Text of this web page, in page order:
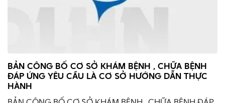
BẢN CÔNG BỐ CƠ SỞ KHÁM BỆNH , CHỮA BỆNH
ĐÁP ỨNG YÊU CẦU LÀ CƠ SỞ HƯỚNG DẪN THỰC
HÀNH